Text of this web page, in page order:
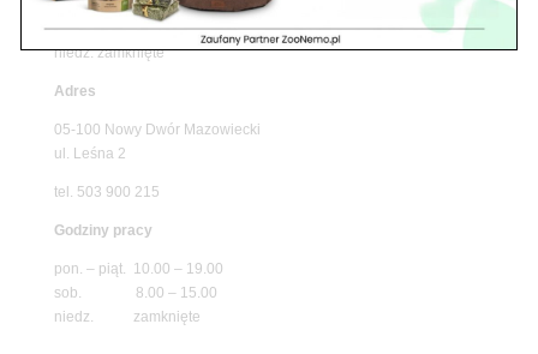
pon. – piąt. 10.00 – 19.00
sob. 10.00 – 15.00
niedz. zamknięte
Adres
05-100 Nowy Dwór Mazowiecki
ul. Leśna 2
tel. 503 900 215
Godziny pracy
pon. – piąt. 10.00 – 19.00
sob. 8.00 – 15.00
niedz. zamknięte